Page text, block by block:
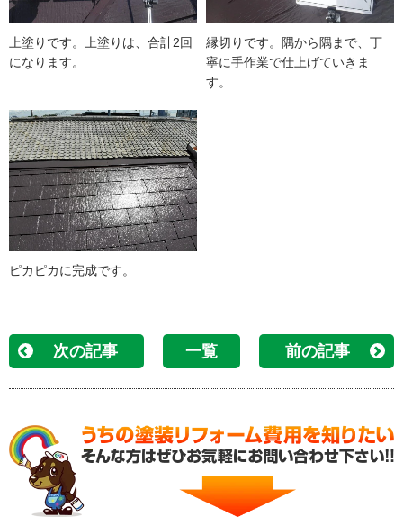
上塗りです。上塗りは、合計2回
になります。
縁切りです。隅から隅まで、丁
寧に手作業で仕上げていきま
す。
ピカピカに完成です。
次の記事 一覧 前の記事